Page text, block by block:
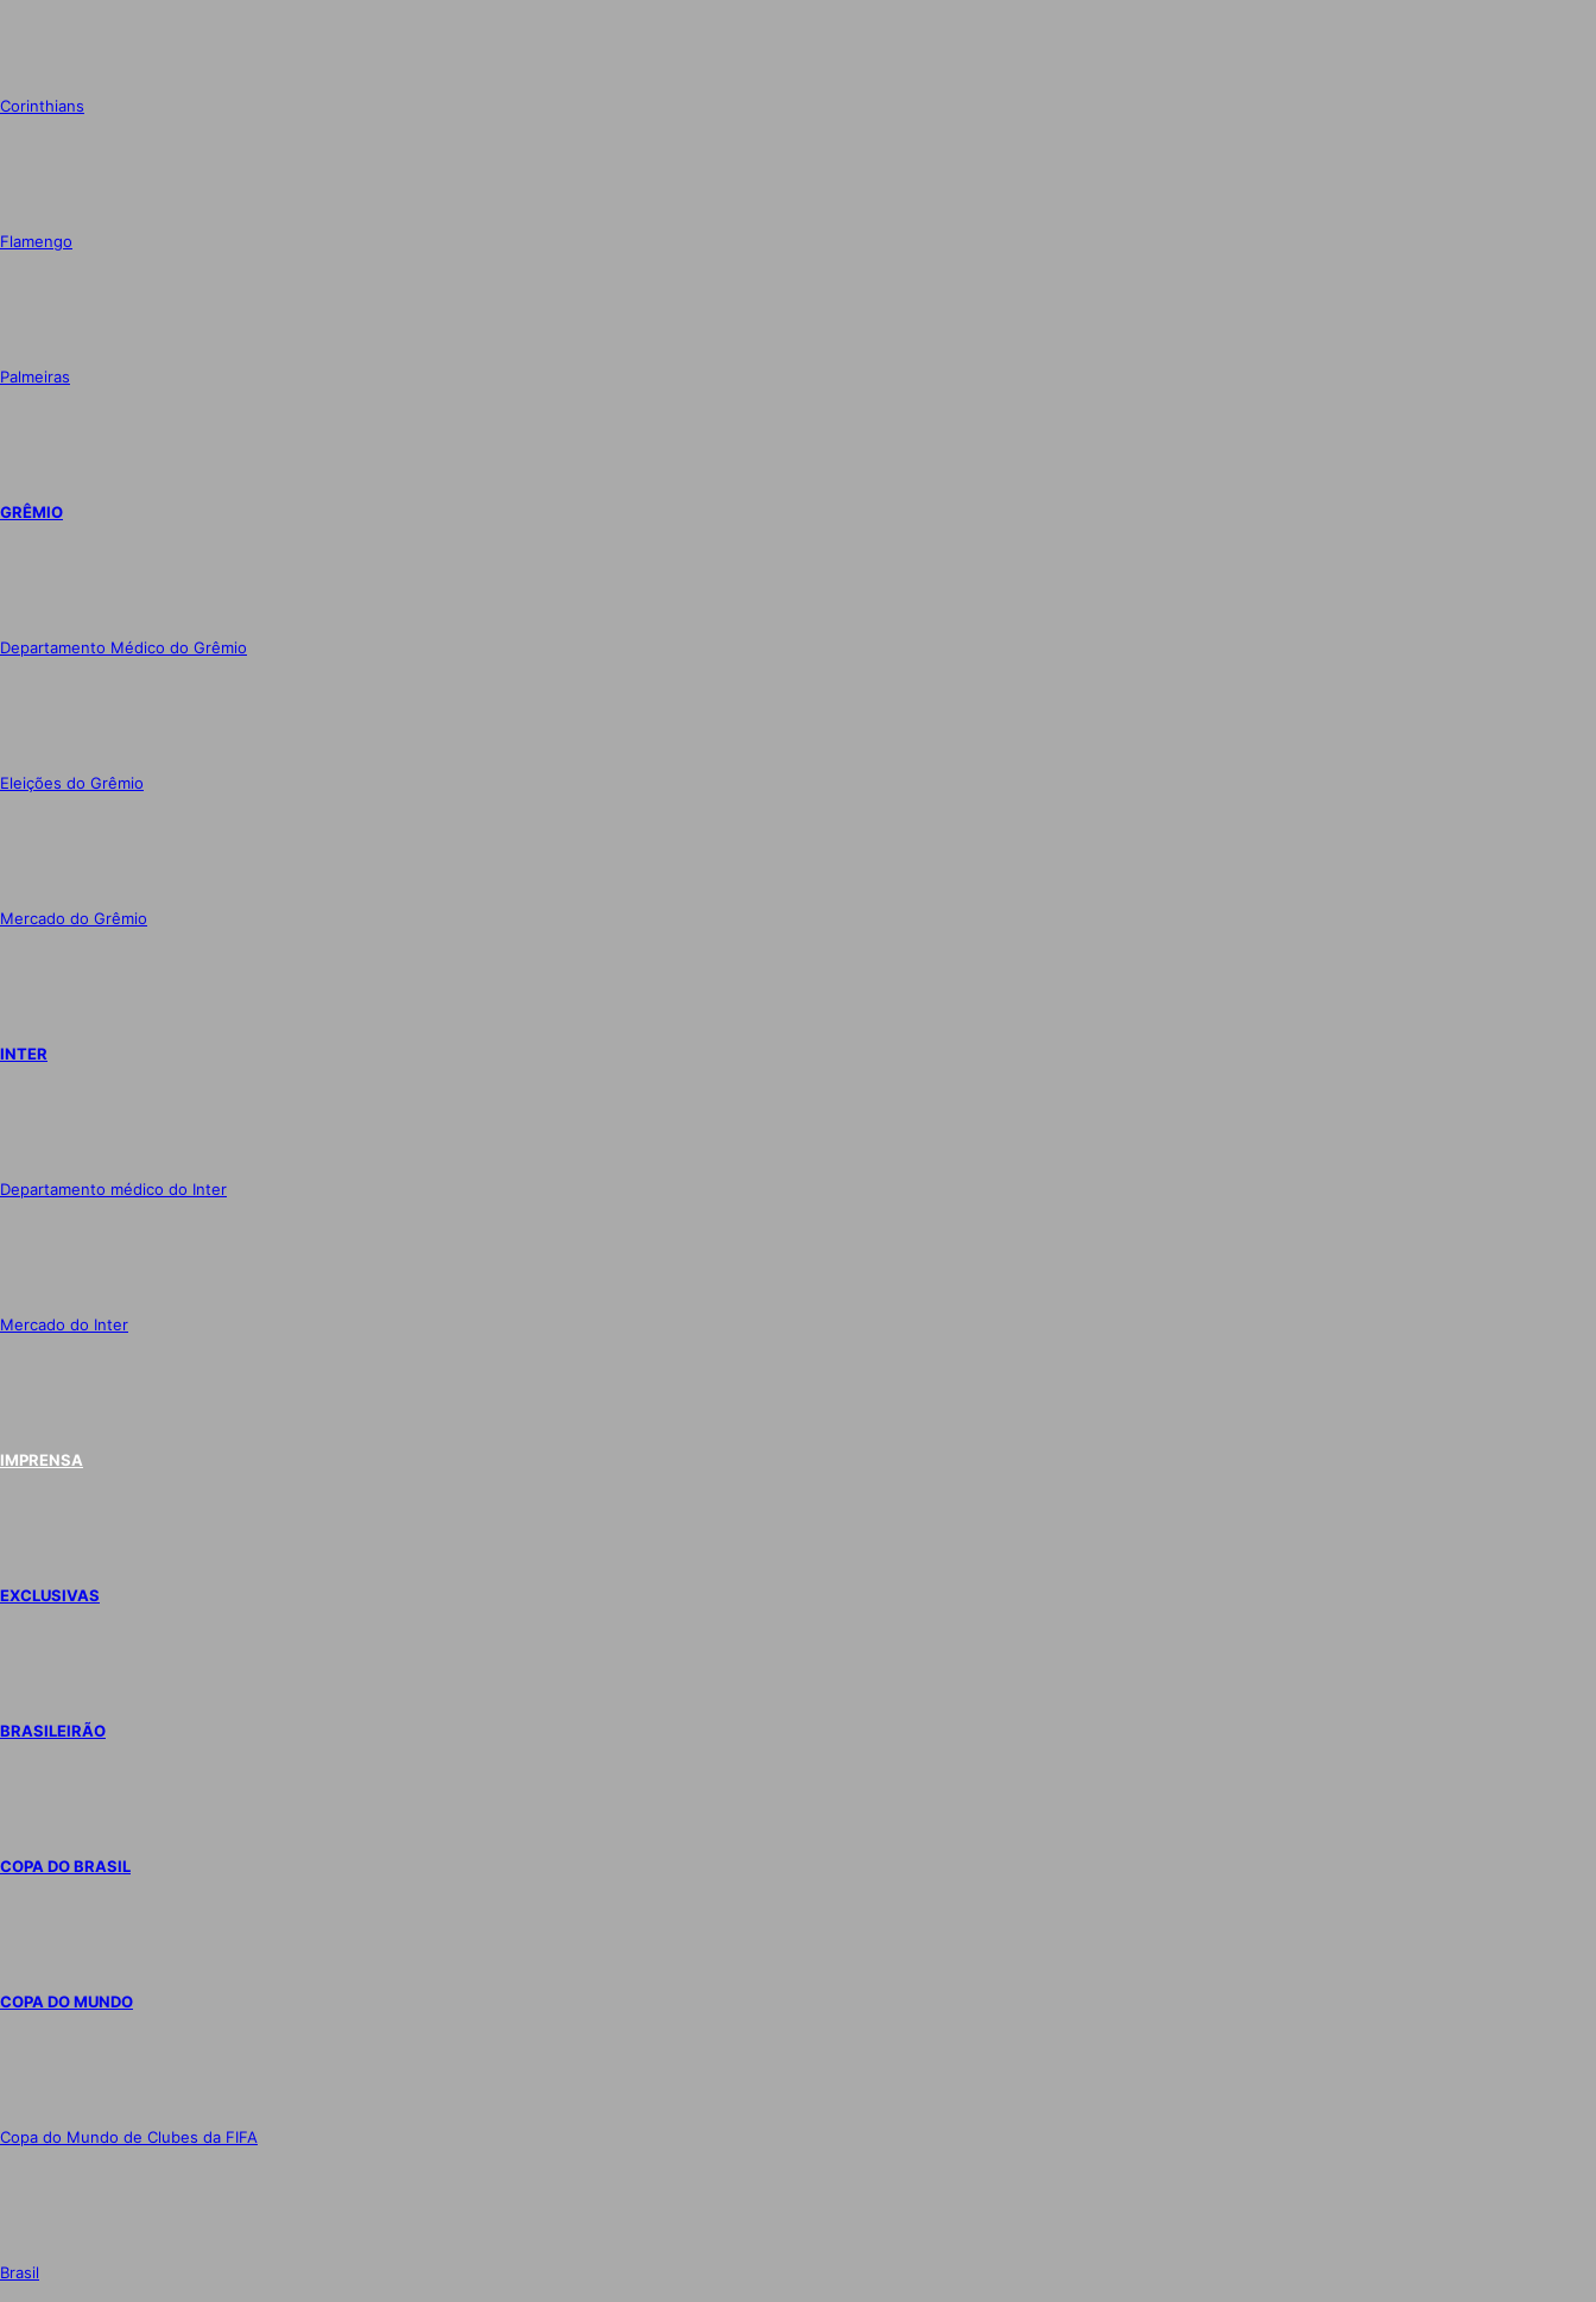
Corinthians
Flamengo
Palmeiras
GRÊMIO
Departamento Médico do Grêmio
Eleições do Grêmio
Mercado do Grêmio
INTER
Departamento médico do Inter
Mercado do Inter
IMPRENSA
EXCLUSIVAS
BRASILEIRÃO
COPA DO BRASIL
COPA DO MUNDO
Copa do Mundo de Clubes da FIFA
Brasil